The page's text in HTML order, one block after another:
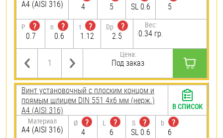
A4 (AISI 316)
4
5
SL 0.6
5
P
?
0.7
n
?
0.6
t
?
1.12
Dp
?
2.5
Вес:
0.34 гр.
Цена:
Под заказ
Винт установочный с плоским концом и
прямым шлицем DIN 551 4х6 мм (нерж.)
A4 (AISI 316)
Материал
A4 (AISI 316)
Ø
?
4
L
?
6
S
?
SL 0.6
b
?
6
В СПИСОК